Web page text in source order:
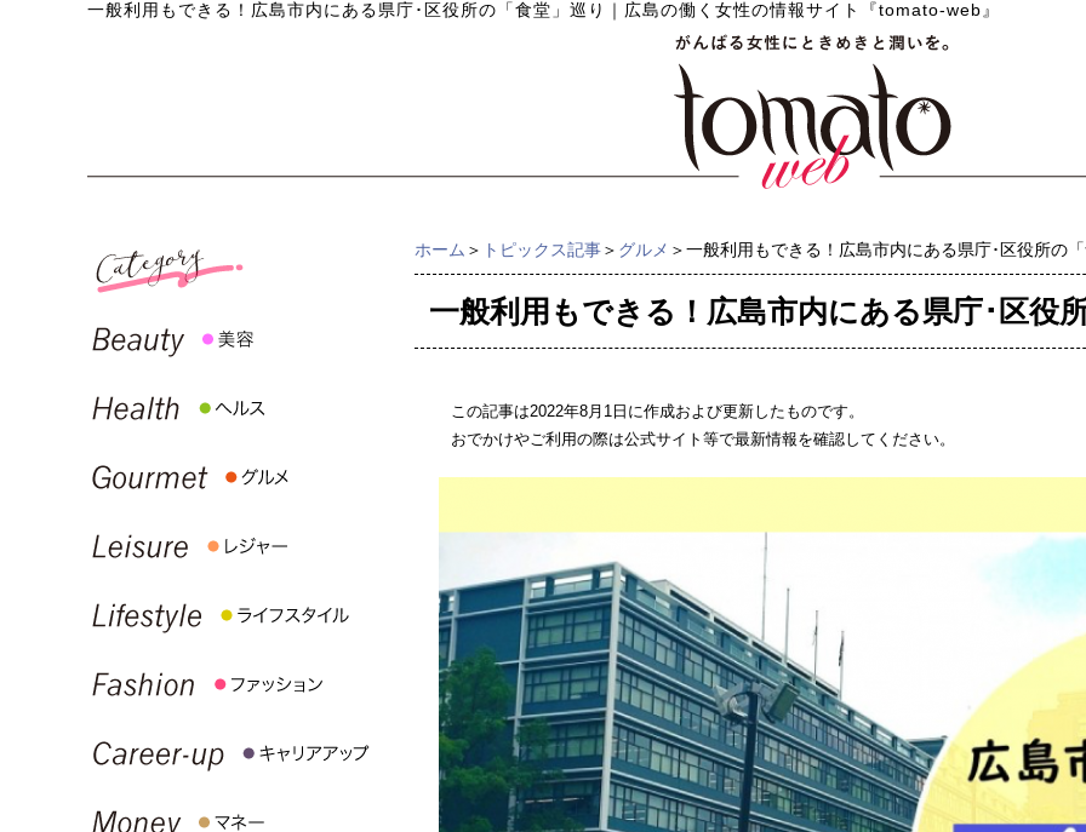
一般利用もできる！広島市内にある県庁･区役所の「食堂」巡り ｜ 広島の働く女性の情報サイト『tomato-web』
ホーム ＞ トピックス記事＞ グルメ ＞一般利用もできる！広島市内にある県庁･区役所の
一般利用もできる！広島市内にある県庁･区役
この記事は2022年8月1日に作成および更新したものです。
おでかけやご利用の際は公式サイト等で最新情報を確認してください。